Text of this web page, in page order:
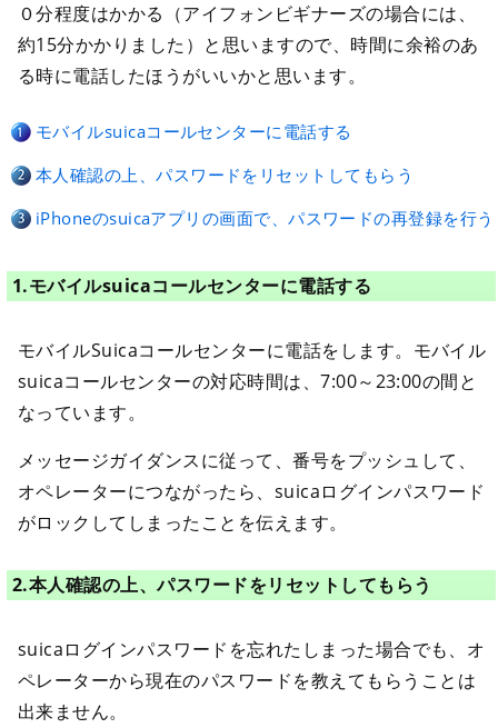
０分程度はかかる（アイフォンビギナーズの場合には、
約15分かかりました）と思いますので、時間に余裕のあ
る時に電話したほうがいいかと思います。
モバイルsuicaコールセンターに電話する
本人確認の上、パスワードをリセットしてもらう
iPhoneのsuicaアプリの画面で、パスワードの再登録を行う
1.モバイルsuicaコールセンターに電話する
モバイルSuicaコールセンターに電話をします。モバイル
suicaコールセンターの対応時間は、7:00～23:00の間と
なっています。
メッセージガイダンスに従って、番号をプッシュして、
オペレーターにつながったら、suicaログインパスワード
がロックしてしまったことを伝えます。
2.本人確認の上、パスワードをリセットしてもらう
suicaログインパスワードを忘れたしまった場合でも、オ
ペレーターから現在のパスワードを教えてもらうことは
出来ません。